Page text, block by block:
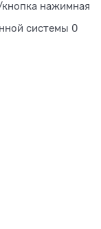
нажимная
системы 0